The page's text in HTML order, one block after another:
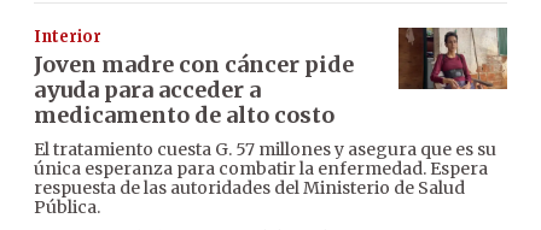
Interior
Joven madre con cáncer pide
ayuda para acceder a
medicamento de alto costo
El tratamiento cuesta G. 57 millones y asegura que es su
única esperanza para combatir la enfermedad. Espera
respuesta de las autoridades del Ministerio de Salud
Pública.